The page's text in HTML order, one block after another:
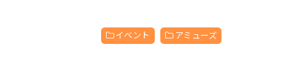
イベント アミューズ